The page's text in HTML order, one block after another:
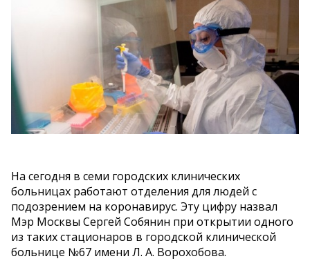
На сегодня в семи городских клинических
больницах работают отделения для людей с
подозрением на коронавирус. Эту цифру назвал
Мэр Москвы Сергей Собянин при открытии одного
из таких стационаров в городской клинической
больнице №67 имени Л. А. Ворохобова.